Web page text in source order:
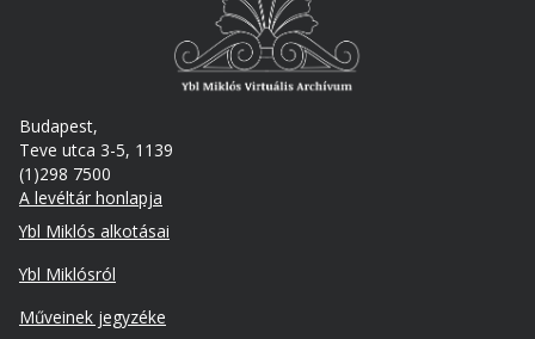
Budapest,
Teve utca 3-5, 1139
(1)298 7500
A levéltár honlapja
Footer
Ybl Miklós alkotásai
Ybl Miklósról
Műveinek jegyzéke